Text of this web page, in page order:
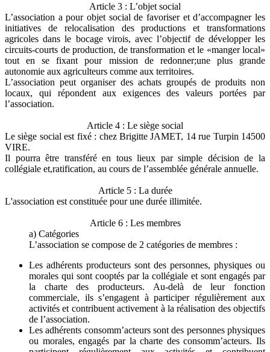
Article 3 : L’objet social
L’association a pour objet social de favoriser et d’accompagner les
initiatives de relocalisation des productions et transformations
agricoles dans le bocage virois, avec l’objectif de développer les
circuits-courts de production, de transformation et le «manger local»
tout en se fixant pour mission de redonner;une plus grande
autonomie aux agriculteurs comme aux territoires.
L’association peut organiser des achats groupés de produits non
locaux, qui répondent aux exigences des valeurs portées par
l’association.
Article 4 : Le siège social
Le siège social est fixé : chez Brigitte JAMET, 14 rue Turpin 14500
VIRE.
Il pourra être transféré en tous lieux par simple décision de la
collégiale et,ratification, au cours de l’assemblée générale annuelle.
Article 5 : La durée
L'association est constituée pour une durée illimitée.
Article 6 : Les membres
a) Catégories
L’association se compose de 2 catégories de membres :
Les adhérents producteurs sont des personnes, physiques ou
morales qui sont cooptés par la collégiale et sont engagés par
la charte des producteurs. Au-delà de leur fonction
commerciale, ils s’engagent à participer régulièrement aux
activités et contribuent activement à la réalisation des objectifs
de l’association.
Les adhérents consomm’acteurs sont des personnes physiques
ou morales, engagés par la charte des consomm’acteurs. Ils